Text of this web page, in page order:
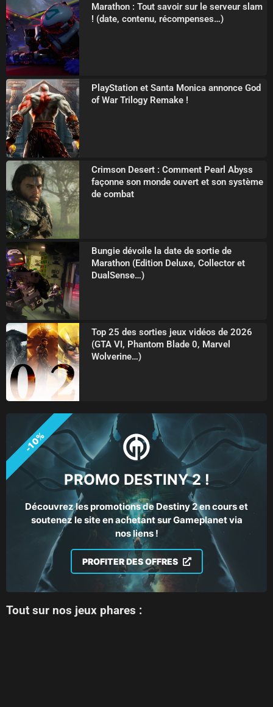
Marathon : Tout savoir sur le serveur slam
! (date, contenu, récompenses…)
PlayStation et Santa Monica annonce God
of War Trilogy Remake !
Crimson Desert : Comment Pearl Abyss
façonne son monde ouvert et son système
de combat
Bungie dévoile la date de sortie de
Marathon (Edition Deluxe, Collector et
DualSense…)
Top 25 des sorties jeux vidéos de 2026
(GTA VI, Phantom Blade 0, Marvel
Wolverine…)
PROMO DESTINY 2 !
Découvrez les promotions de Destiny 2 en cours et
soutenez le site en achetant sur Gameplanet via
nos liens !
PROFITER DES OFFRES
-10%
Tout sur nos jeux phares :